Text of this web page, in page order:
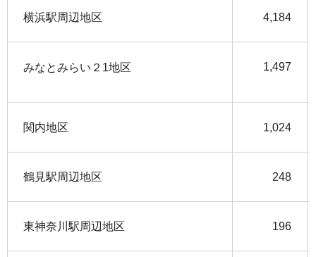
横浜駅周辺地区 4,184
みなとみらい２1地区 1,497
関内地区 1,024
鶴見駅周辺地区 248
東神奈川駅周辺地区 196